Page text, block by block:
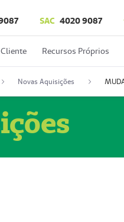
SAC 4020 9087
Cliente Recursos Próprios
Novas Aquisições